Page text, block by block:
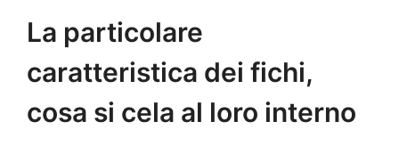
La particolare
caratteristica dei fichi,
cosa si cela al loro interno